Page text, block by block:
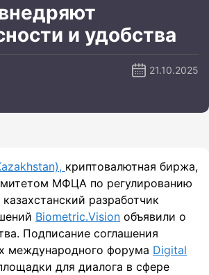
и удобства
21.10.2025
криптовалютная биржа,
МФЦА по регулированию
разработчик
Biometric.Vision объявили о
Подписание соглашения
международного форума Digital
для диалога в сфере